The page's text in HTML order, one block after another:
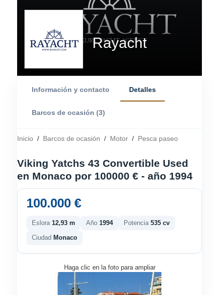
Rayacht
Información y contacto Detalles
Barcos de ocasión (3)
Inicio / Barcos de ocasión / Motor / Pesca paseo
Viking Yatchs 43 Convertible Used
en Monaco por 100000 € - año 1994
100.000 €
Eslora 12,93 m Año 1994 Potencia 535 cv
Ciudad Monaco
Haga clic en la foto para ampliar